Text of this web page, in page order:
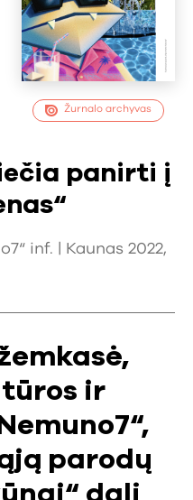
Žurnalo archyvas
panirti į
inf. | Kaunas 2022,
ir
parodų
dalį